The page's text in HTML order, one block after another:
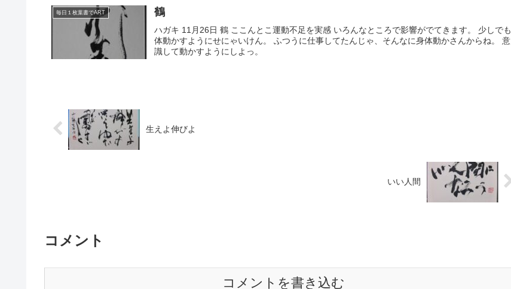
毎日１枚葉書でART 鶴
ハガキ 11月26日 鶴 ここんとこ運動不足を実感 いろんなところで影響がでてきます。 少しでも
体動かすようにせにゃいけん。 ふつうに仕事してたんじゃ、そんなに身体動かさんからね。 意
識して動かすようにしよっ。
生えよ伸びよ
いい人間
コメント
コメントを書き込む